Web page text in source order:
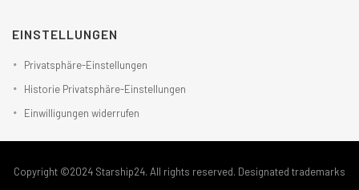
EINSTELLUNGEN
Privatsphäre-Einstellungen
Historie Privatsphäre-Einstellungen
Einwilligungen widerrufen
Copyright ©2024 Starship24. All rights reserved. Designated trademarks